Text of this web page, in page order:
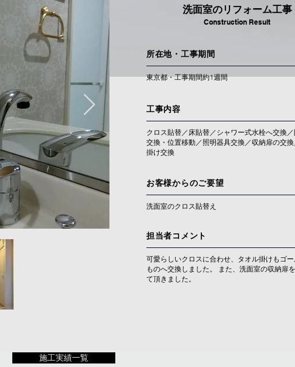
洗面室のリフォーム工事
Construction Result
所在地・工事期間
東京都・工事期間約1週間
工事内容
クロス貼替／床貼替／シャワー式水栓へ交換
交換・位置移動／照明器具交換／収納扉の交
掛け交換
お客様からのご要望
洗面室のクロス貼替え
担当者コメント
可愛らしいクロスに合わせ、タオル掛けもゴ
ものへ交換しました。 また、洗面室の収納扉
て頂きました。
施工実績一覧